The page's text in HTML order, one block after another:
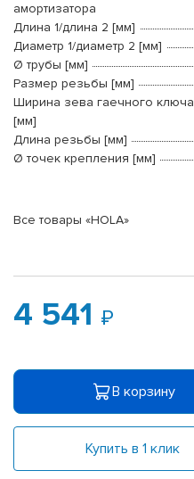
амортизатора
Длина 1/длина 2 [мм]
Диаметр 1/диаметр 2 [мм]
Ø трубы [мм]
Размер резьбы [мм]
Ширина зева гаечного ключа
[мм]
Длина резьбы [мм]
Ø точек крепления [мм]
Все товары «HOLA»
4 541
В корзину
Купить в 1 клик